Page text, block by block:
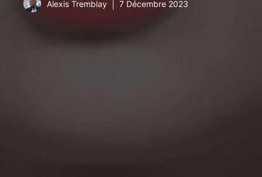
Alexis Tremblay 7 Décembre 2023